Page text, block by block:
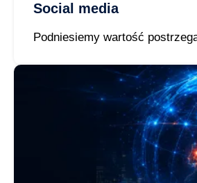
Social media
Podniesiemy wartość